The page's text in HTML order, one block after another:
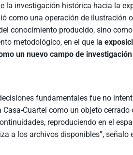
la investigación histórica hacia la
como una operación de ilustración
conocimiento producido, sino
metodológico, en el que la
un nuevo campo de
fundamentales fue no
Casa-Cuartel como un objeto
reproduciendo en el
a los archivos disponibles”, señalo